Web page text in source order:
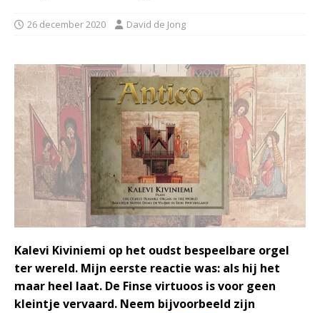
26 december 2020 David de Jong
Kalevi Kiviniemi op het oudst bespeelbare orgel
ter wereld. Mijn eerste reactie was: als hij het
maar heel laat. De Finse virtuoos is voor geen
kleintje vervaard. Neem bijvoorbeeld zijn